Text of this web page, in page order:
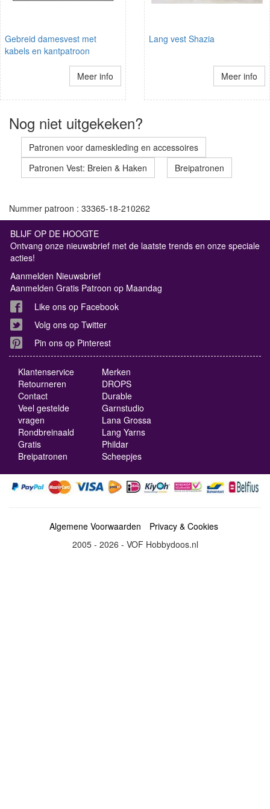
Gebreid damesvest met
kabels en kantpatroon
Meer info
Lang vest Shazia
Meer info
Nog niet uitgekeken?
Patronen voor dameskleding en accessoires
Patronen Vest: Breien & Haken
Breipatronen
Nummer patroon : 33365-18-210262
BLIJF OP DE HOOGTE
Ontvang onze nieuwsbrief met de laatste trends en onze speciale
acties!
Aanmelden Nieuwsbrief
Aanmelden Gratis Patroon op Maandag
Like ons op Facebook
Volg ons op Twitter
Pin ons op Pinterest
Klantenservice
Retourneren
Contact
Veel gestelde
vragen
Rondbreinaald
Gratis
Breipatronen
Merken
DROPS
Durable
Garnstudio
Lana Grossa
Lang Yarns
Phildar
Scheepjes
Algemene Voorwaarden
Privacy & Cookies
2005 - 2026 - VOF Hobbydoos.nl